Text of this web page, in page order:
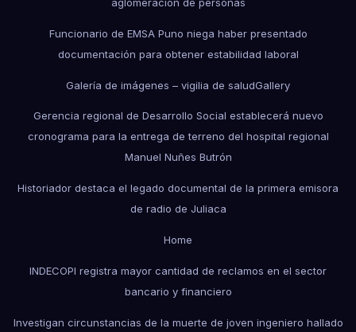
Funcionario de EMSA Puno niega haber presentado
documentación para obtener estabilidad laboral
Galería de imágenes – vigilia de saludGallery
Gerencia regional de Desarrollo Social establecerá nuevo
cronograma para la entrega de terreno del hospital regional
Manuel Nuñes Butrón
Historiador destaca el legado documental de la primera emisora
de radio de Juliaca
Home
INDECOPI registra mayor cantidad de reclamos en el sector
bancario y financiero
Investigan circunstancias de la muerte de joven ingeniero hallado